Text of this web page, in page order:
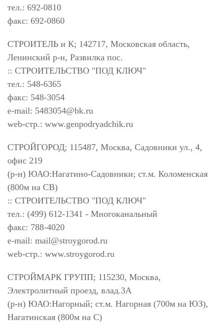
тел.: 692-0810
факс: 692-0860
СТРОИТЕЛЬ и К; 142717, Московская область,
Ленинский р-н, Развилка пос.
:: СТРОИТЕЛЬСТВО "ПОД КЛЮЧ"
тел.: 548-6365
факс: 548-3054
e-mail: 5483054@bk.ru
web-стр.: www.genpodryadchik.ru
СТРОЙГОРОД; 115487, Москва, Садовники ул., 4,
офис 219
(р-н) ЮАО:Нагатино-Садовники; ст.м. Коломенская
(800м на СВ)
:: СТРОИТЕЛЬСТВО "ПОД КЛЮЧ"
тел.: (499) 612-1341 - Многоканальный
факс: 788-4020
e-mail: mail@stroygorod.ru
web-стр.: www.stroygorod.ru
СТРОЙМАРК ГРУПП; 115230, Москва,
Электролитный проезд, влад.3А
(р-н) ЮАО:Нагорный; ст.м. Нагорная (700м на ЮЗ),
Нагатинская (800м на С)